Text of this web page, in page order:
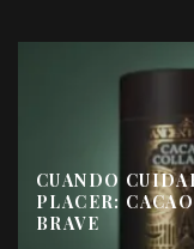
CUANDO
PLACER:
BRAVE